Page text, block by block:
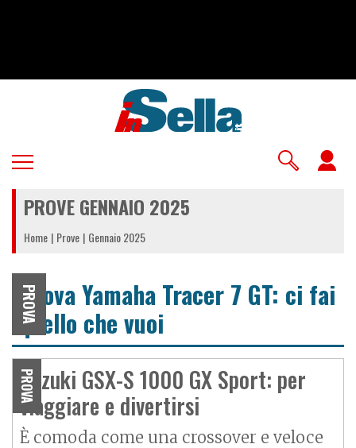
PROVE GENNAIO 2025
Home Prove Gennaio 2025
PROVA
Prova Yamaha Tracer 7 GT: ci fai
quello che vuoi
PROVA
Suzuki GSX-S 1000 GX Sport: per
viaggiare e divertirsi
È comoda come una crossover e veloce